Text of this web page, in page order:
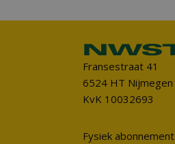
Fransestraat 41
6524 HT Nijmegen
KvK 10032693
Fysiek abonnement